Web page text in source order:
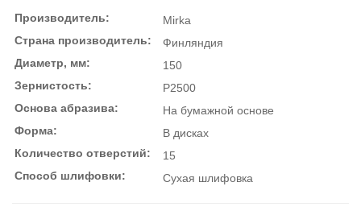
Производитель:
Mirka
Страна производитель:
Финляндия
Диаметр, мм:
150
Зернистость:
P2500
Основа абразива:
На бумажной основе
Форма:
В дисках
Количество отверстий:
15
Способ шлифовки:
Сухая шлифовка